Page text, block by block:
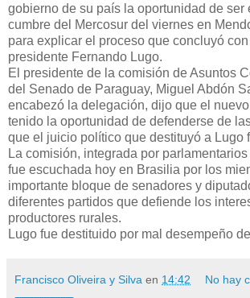
gobierno de su país la oportunidad de ser
cumbre del Mercosur del viernes en
para explicar el proceso que concluyó
presidente Fernando Lugo.
El presidente de la comisión de Asuntos
del Senado de Paraguay, Miguel Abdón
encabezó la delegación, dijo que el
tenido la oportunidad de defenderse de
que el juicio político que destituyó a Lugo
La comisión, integrada por
fue escuchada hoy en Brasilia por los
importante bloque de senadores y
diferentes partidos que defiende los
productores rurales.
Lugo fue destituido por mal desempeño
Francisco Oliveira y Silva en 14:42 No hay